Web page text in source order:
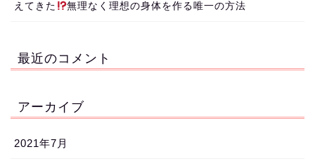
えてきた
無理なく理想の身体を作る唯一の方法
最近のコメント
アーカイブ
2021年7月